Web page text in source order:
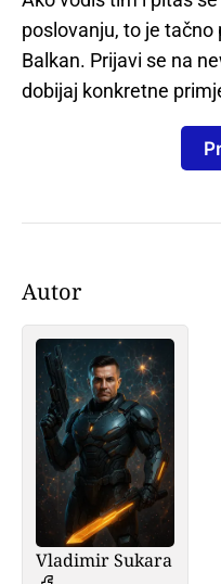
poslovanju, to je tačno
Balkan. Prijavi se na
dobijaj konkretne
Autor
Vladimir Sukara